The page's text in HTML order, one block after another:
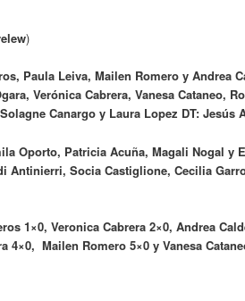
)
Paula Leiva, Mailen Romero y Andrea
Verónica Cabrera, Vanesa Cataneo,
Canargo y Laura Lopez DT: Jesús
Oporto, Patricia Acuña, Magali Nogal y
Antinierri, Socia Castiglione, Cecilia
1×0, Veronica Cabrera 2×0, Andrea
4×0, Mailen Romero 5×0 y Vanesa